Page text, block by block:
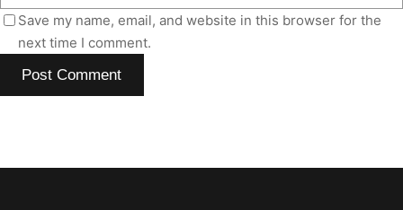
Save my name, email, and website in this browser for the
next time I comment.